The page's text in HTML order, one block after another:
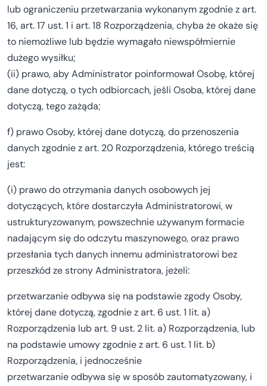
lub ograniczeniu przetwarzania wykonanym zgodnie z art.
16, art. 17 ust. 1 i art. 18 Rozporządzenia, chyba że okaże się
to niemożliwe lub będzie wymagało niewspółmiernie
dużego wysiłku;
(ii) prawo, aby Administrator poinformował Osobę, której
dane dotyczą, o tych odbiorcach, jeśli Osoba, której dane
dotyczą, tego zażąda;
f) prawo Osoby, której dane dotyczą, do przenoszenia
danych zgodnie z art. 20 Rozporządzenia, którego treścią
jest:
(i) prawo do otrzymania danych osobowych jej
dotyczących, które dostarczyła Administratorowi, w
ustrukturyzowanym, powszechnie używanym formacie
nadającym się do odczytu maszynowego, oraz prawo
przesłania tych danych innemu administratorowi bez
przeszkód ze strony Administratora, jeżeli:
przetwarzanie odbywa się na podstawie zgody Osoby,
której dane dotyczą, zgodnie z art. 6 ust. 1 lit. a)
Rozporządzenia lub art. 9 ust. 2 lit. a) Rozporządzenia, lub
na podstawie umowy zgodnie z art. 6 ust. 1 lit. b)
Rozporządzenia, i jednocześnie
przetwarzanie odbywa się w sposób zautomatyzowany, i